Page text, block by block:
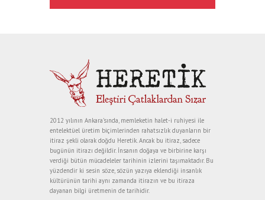
2012 yılının Ankara’sında, memleketin halet-i ruhiyesi ile
entelektüel üretim biçimlerinden rahatsızlık duyanların bir
itiraz şekli olarak doğdu Heretik. Ancak bu itiraz, sadece
bugünün itirazı değildir. İnsanın doğaya ve birbirine karşı
verdiği bütün mücadeleler tarihinin izlerini taşımaktadır. Bu
yüzdendir ki sesin söze, sözün yazıya eklendiği insanlık
kültürünün tarihi aynı zamanda itirazın ve bu itiraza
dayanan bilgi üretmenin de tarihidir.